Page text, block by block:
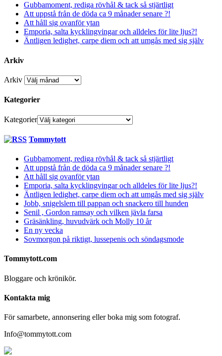
Gubbamoment, rediga rövhål & tack så stjärtligt
Att uppstå från de döda ca 9 månader senare ?!
Att håll sig ovanför ytan
Emporia, salta kycklingvingar och alldeles för lite ljus?!
Äntligen ledighet, carpe diem och att umgås med sig själv
Arkiv
Arkiv
Kategorier
Kategorier
Tommytott
Gubbamoment, rediga rövhål & tack så stjärtligt
Att uppstå från de döda ca 9 månader senare ?!
Att håll sig ovanför ytan
Emporia, salta kycklingvingar och alldeles för lite ljus?!
Äntligen ledighet, carpe diem och att umgås med sig själv
Jobb, snigelslem till pappan och snackero till hunden
Senil , Gordon ramsay och vilken jävla farsa
Gräsänkling, huvudvärk och Molly 10 år
En ny vecka
Sovmorgon på riktigt, lussepenis och söndagsmode
Tommytott.com
Bloggare och krönikör.
Kontakta mig
För samarbete, annonsering eller boka mig som fotograf.
Info@tommytott.com